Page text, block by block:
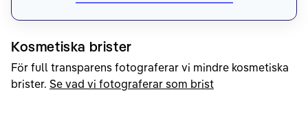
Kosmetiska brister
För full transparens fotograferar vi mindre kosmetiska
brister. Se vad vi fotograferar som brist